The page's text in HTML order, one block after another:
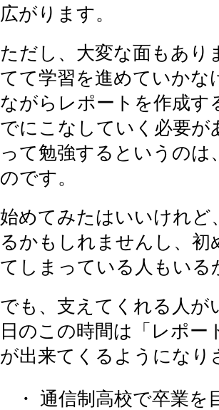
広がります。
ただし、大変な面もあり
てて学習を進めていかな
ながらレポートを作成す
でにこなしていく必要が
って勉強するというの
のです。
始めてみたはいいけれど
るかもしれませんし、
てしまっている人もいる
でも、支えてくれる人が
日のこの時間は「レポ
が出来てくるようになり
・ 通信制高校で卒業を